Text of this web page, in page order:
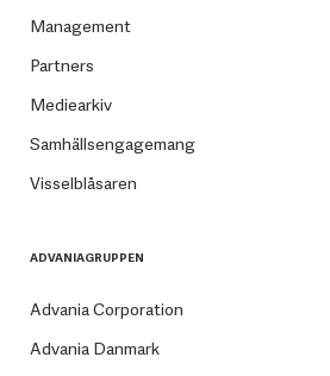
Management
Partners
Mediearkiv
Samhällsengagemang
Visselblåsaren
ADVANIAGRUPPEN
Advania Corporation
Advania Danmark